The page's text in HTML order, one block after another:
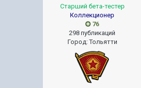
Старший бета-тестер
Коллекционер
76
298 публикаций
Город:Тольятти